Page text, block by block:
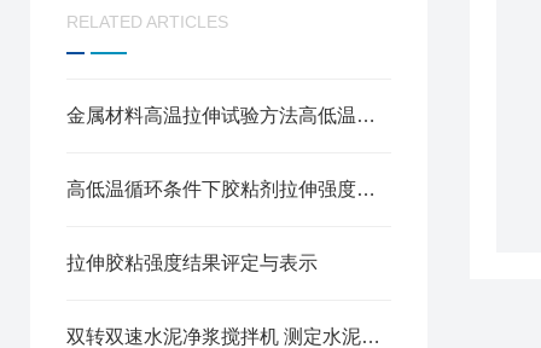
RELATED ARTICLES
金属材料高温拉伸试验方法高低温拉力试验机
高低温循环条件下胶粘剂拉伸强度测试方法
拉伸胶粘强度结果评定与表示
双转双速水泥净浆搅拌机 测定水泥标准稠度、凝结时间及制作安全性试块用